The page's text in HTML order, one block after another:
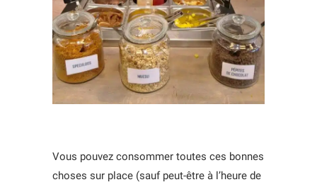
Vous pouvez consommer toutes ces bonnes
choses sur place (sauf peut-être à l’heure de